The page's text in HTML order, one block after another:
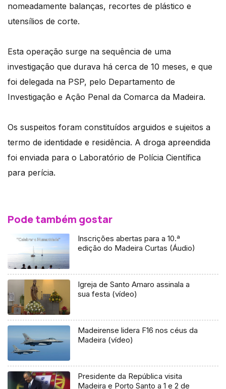
nomeadamente balanças, recortes de plástico e
utensílios de corte.
Esta operação surge na sequência de uma
investigação que durava há cerca de 10 meses, e que
foi delegada na PSP, pelo Departamento de
Investigação e Ação Penal da Comarca da Madeira.
Os suspeitos foram constituídos arguidos e sujeitos a
termo de identidade e residência. A droga apreendida
foi enviada para o Laboratório de Polícia Científica
para perícia.
Pode também gostar
Inscrições abertas para a 10.ª
edição do Madeira Curtas (Áudio)
Igreja de Santo Amaro assinala a
sua festa (vídeo)
Madeirense lidera F16 nos céus da
Madeira (vídeo)
Presidente da República visita
Madeira e Porto Santo a 1 e 2 de